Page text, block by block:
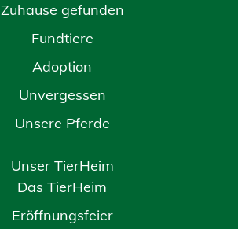
Zuhause gefunden
Fundtiere
Adoption
Unvergessen
Unsere Pferde
Unser TierHeim
Das TierHeim
Eröffnungsfeier